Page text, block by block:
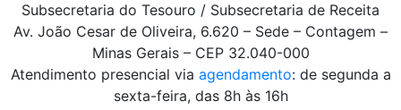
Subsecretaria do Tesouro / Subsecretaria de Receita
Av. João Cesar de Oliveira, 6.620 – Sede – Contagem –
Minas Gerais – CEP 32.040-000
Atendimento presencial via agendamento: de segunda a
sexta-feira, das 8h às 16h